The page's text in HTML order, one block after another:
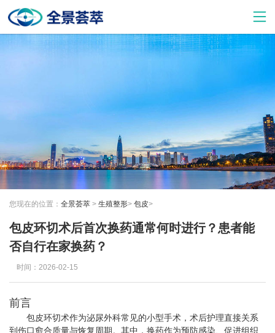
您现在的位置： 全景荟萃 > 生殖整形> 包皮>
包皮环切术后首次换药通常何时进行？患者能
否自行在家换药？
时间：2026-02-15
前言
包皮环切术作为泌尿外科常见的小型手术，术后护理直接关系
到伤口愈合质量与恢复周期。其中，换药作为预防感染、促进组织